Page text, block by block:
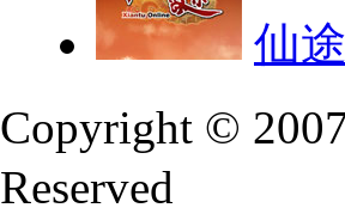
仙途
Copyright ©
Reserved